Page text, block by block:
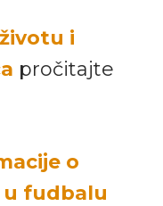
životu i
pročitajte
o
u fudbalu